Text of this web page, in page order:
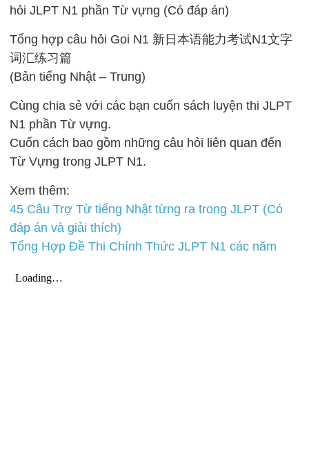
hỏi JLPT N1 phần Từ vựng (Có đáp án)
Tổng hợp câu hỏi Goi N1 新日本语能力考试N1文字
词汇练习篇
(Bản tiếng Nhật – Trung)
Cùng chia sẻ với các bạn cuốn sách luyện thi JLPT
N1 phần Từ vựng.
Cuốn cách bao gồm những câu hỏi liên quan đến
Từ Vựng trong JLPT N1.
Xem thêm:
45 Câu Trợ Từ tiếng Nhật từng ra trong JLPT (Có
đáp án và giải thích)
Tổng Hợp Đề Thi Chính Thức JLPT N1 các năm